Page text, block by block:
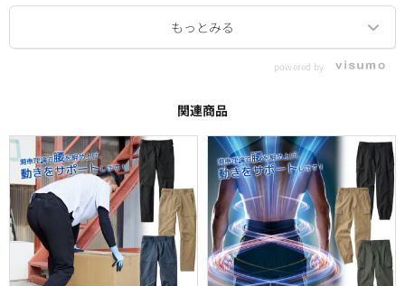
powered by
関連商品